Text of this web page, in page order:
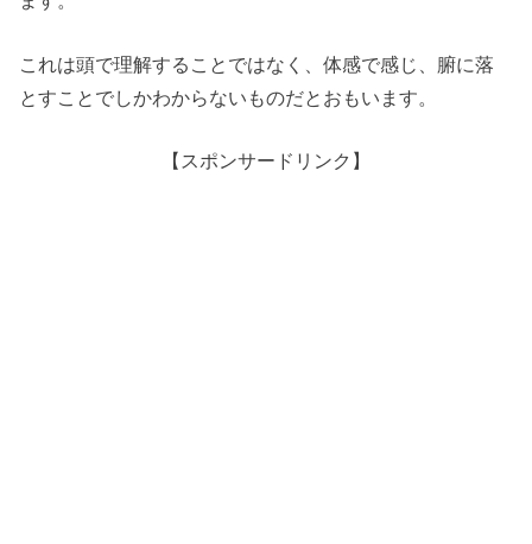
これは頭で理解することではなく、体感で感じ、腑に落
とすことでしかわからないものだとおもいます。
【スポンサードリンク】